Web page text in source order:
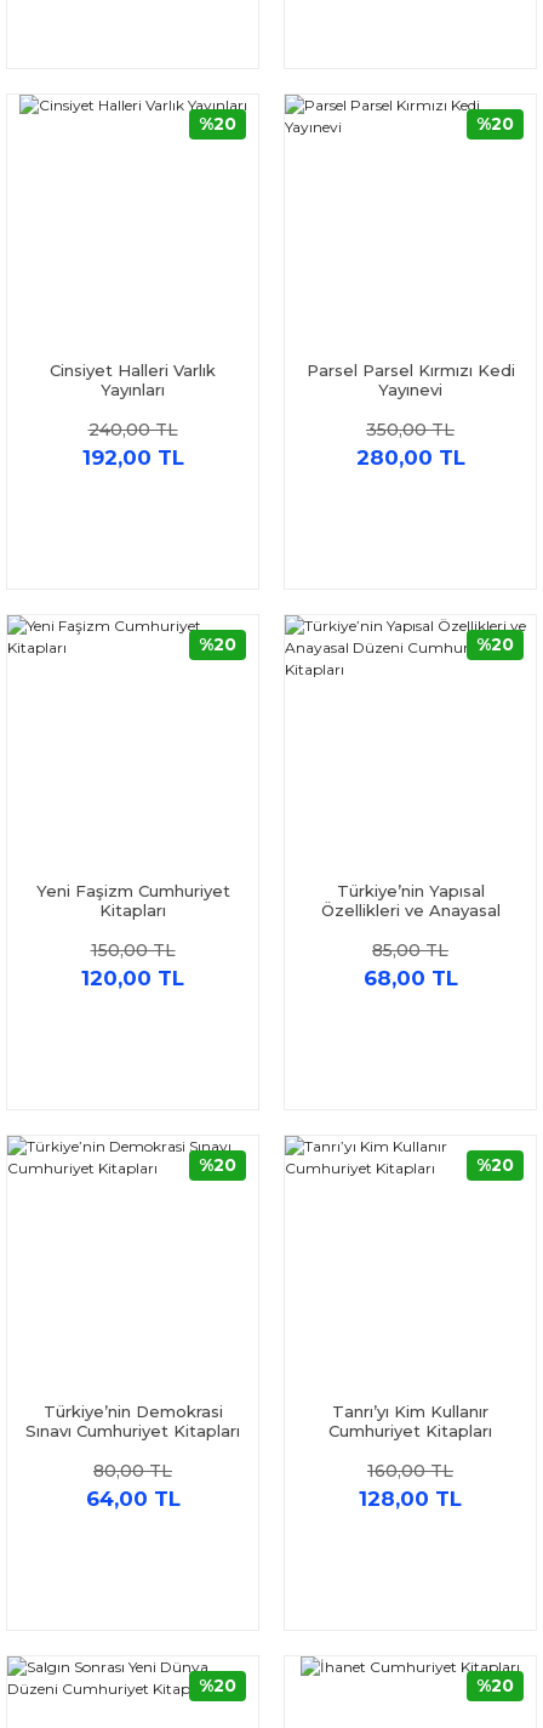
Cinsiyet Halleri Varlık
Yayınları
240,00 TL
192,00 TL
%20
Parsel Parsel Kırmızı Kedi
Yayınevi
350,00 TL
280,00 TL
%20
Yeni Faşizm Cumhuriyet
Kitapları
150,00 TL
120,00 TL
%20
Türkiye’nin Yapısal
Özellikleri ve Anayasal
Kitapları
85,00 TL
68,00 TL
%20
Türkiye’nin Demokrasi
Sınavı Cumhuriyet Kitapları
80,00 TL
64,00 TL
%20
Tanrı’yı Kim Kullanır
Cumhuriyet Kitapları
160,00 TL
128,00 TL
%20
%20 %20